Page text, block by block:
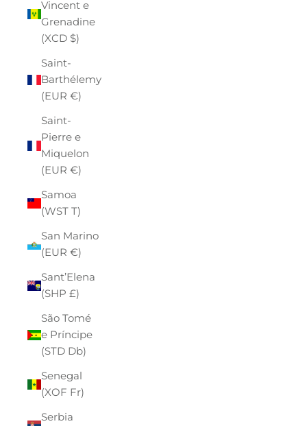
Vincent e
Grenadine
(XCD $)
Saint-
Barthélemy
(EUR €)
Saint-
Pierre e
Miquelon
(EUR €)
Samoa
(WST T)
San Marino
(EUR €)
Sant’Elena
(SHP £)
São Tomé
e Príncipe
(STD Db)
Senegal
(XOF Fr)
Serbia